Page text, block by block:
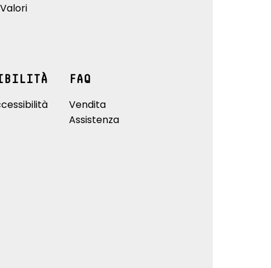
FAQ
Vendita
Assistenza